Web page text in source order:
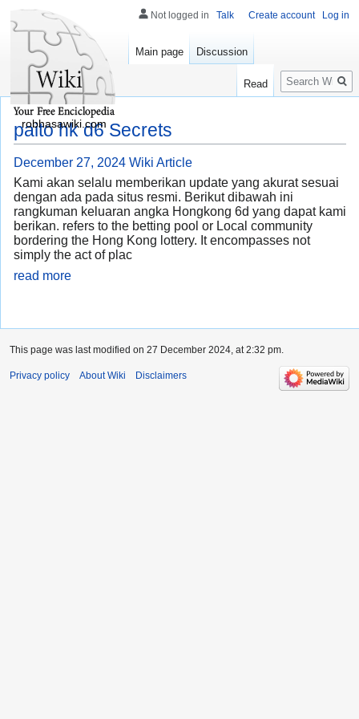
paito hk d6 Secrets
December 27, 2024 Wiki Article
Kami akan selalu memberikan update yang akurat sesuai
dengan ada pada situs resmi. Berikut dibawah ini
rangkuman keluaran angka Hongkong 6d yang dapat kami
berikan. refers to the betting pool or Local community
bordering the Hong Kong lottery. It encompasses not
simply the act of plac
read more
Not logged in Talk Create account Log in
Main page Discussion
Read
Search
robhasawiki.com
This page was last modified on 27 December 2024, at 2:32 pm.
Privacy policy About Wiki Disclaimers